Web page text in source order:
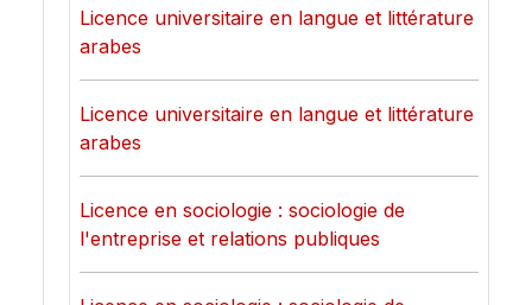
Licence universitaire en langue et littérature
arabes
Licence universitaire en langue et littérature
arabes
Licence en sociologie : sociologie de
l'entreprise et relations publiques